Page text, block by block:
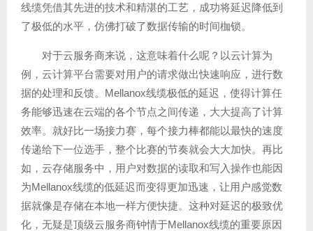
线缆凭借其先进的技术和精湛的工艺，成功将延迟降低到
了极低的水平，仿佛打破了数据传输的时间枷锁。
对于云服务商来说，这意味着什么呢？以云计算为
例，云计算平台需要对用户的请求做出快速响应，进行数
据的处理和反馈。Mellanox线缆极低的延迟，使得计算任
务能够迅速在云端的各个节点之间传递，大大提高了计算
效率。就好比一场接力赛，每个接力棒都能以最快的速度
传递给下一位选手，整个比赛的节奏就会大大加快。再比
如，云存储服务中，用户对数据的读取和写入操作也能因
为Mellanox线缆的低延迟而变得更加迅速，让用户感觉数
据就像是存储在本地一样方便快捷。这种对延迟的极致优
化，无疑是顶级云服务商钟情于Mellanox线缆的重要原因